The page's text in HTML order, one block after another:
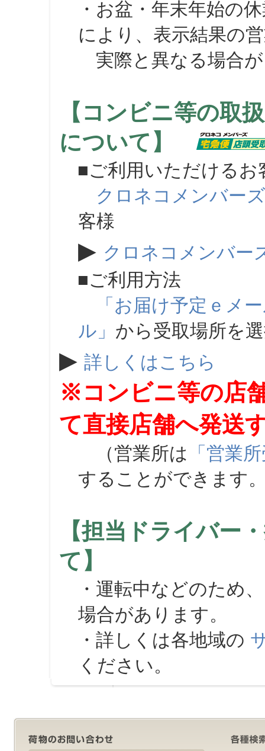
・お盆・年末年始の
により、表示結果の
実際と異なる場合が
【コンビニ等の取
について】
■ご利用いただけるお
クロネコメンバーズ
客様
▶ クロネコメンバー
■ご利用方法
「お届け予定ｅメ
ル」 から受取場所を
▶ 詳しくはこちら
※コンビニ等の店
て直接店舗へ発送
（営業所は 「営業
することができます
【担当ドライバー
て】
・運転中などのため
場合があります。
・詳しくは各地域の
ください。